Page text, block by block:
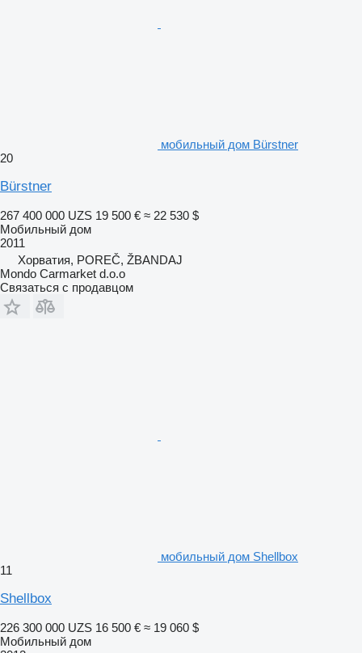
мобильный дом Bürstner
20
Bürstner
267 400 000 UZS 19 500 € ≈ 22 530 $
Мобильный дом
2011
Хорватия, POREČ, ŽBANDAJ
Mondo Carmarket d.o.o
Связаться с продавцом
мобильный дом Shellbox
11
Shellbox
226 300 000 UZS 16 500 € ≈ 19 060 $
Мобильный дом